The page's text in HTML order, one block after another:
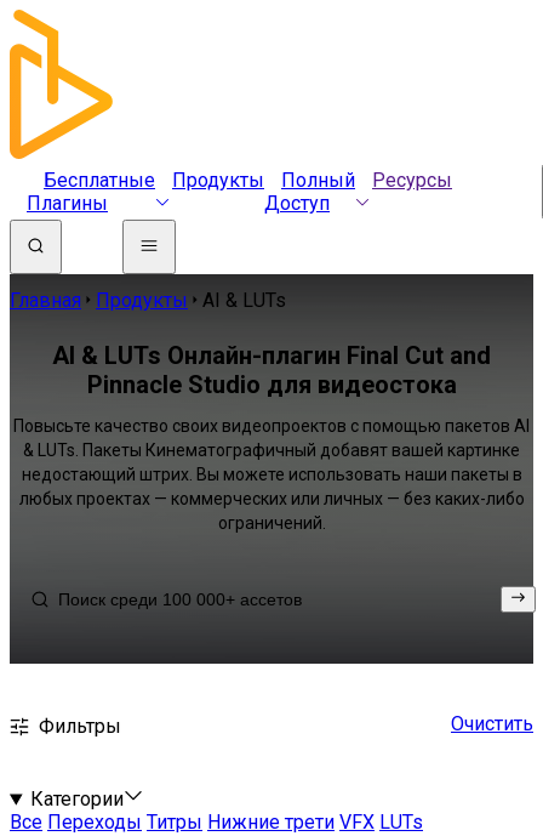
Бесплатные
Плагины
Продукты
Полный
Доступ
Ресурсы
Главная Продукты AI & LUTs
AI & LUTs Онлайн-плагин Final Cut and
Pinnacle Studio для видеостока
Повысьте качество своих видеопроектов с помощью пакетов AI
& LUTs. Пакеты Кинематографичный добавят вашей картинке
недостающий штрих. Вы можете использовать наши пакеты в
любых проектах — коммерческих или личных — без каких-либо
ограничений.
Фильтры Очистить
Категории
Все Переходы Титры Нижние трети VFX LUTs